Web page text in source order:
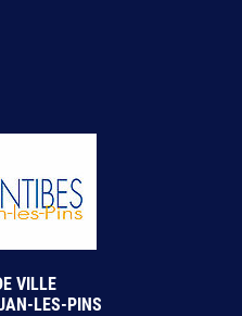
VILLE
LES-PINS